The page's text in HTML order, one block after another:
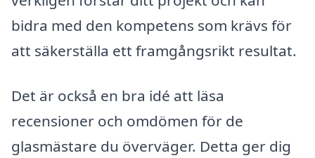
bidra med den kompetens som krävs för
att säkerställa ett framgångsrikt resultat.
Det är också en bra idé att läsa
recensioner och omdömen för de
glasmästare du överväger. Detta ger dig